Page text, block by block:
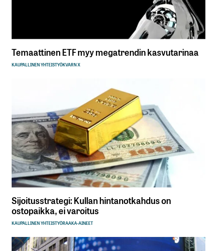
Temaattinen ETF myy megatrendin kasvutarinaa
KAUPALLINEN YHTEISTYÖKVARN X
Sijoitusstrategi: Kullan hintanotkahdus on
ostopaikka, ei varoitus
KAUPALLINEN YHTEISTYÖRAAKA-AINEET